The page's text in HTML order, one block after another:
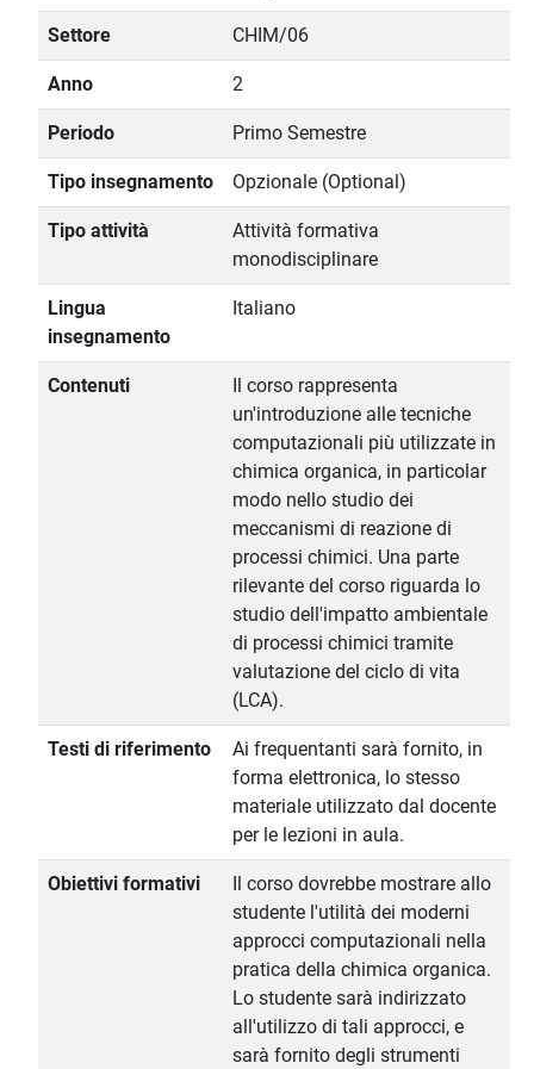
Settore CHIM/06
Anno 2
Periodo Primo Semestre
Tipo insegnamento Opzionale (Optional)
Tipo attività
Attività formativa
monodisciplinare
Lingua
insegnamento
Italiano
Contenuti
Il corso rappresenta
un'introduzione alle tecniche
computazionali più utilizzate in
chimica organica, in particolar
modo nello studio dei
meccanismi di reazione di
processi chimici. Una parte
rilevante del corso riguarda lo
studio dell'impatto ambientale
di processi chimici tramite
valutazione del ciclo di vita
(LCA).
Testi di riferimento
Ai frequentanti sarà fornito, in
forma elettronica, lo stesso
materiale utilizzato dal docente
per le lezioni in aula.
Obiettivi formativi
Il corso dovrebbe mostrare allo
studente l'utilità dei moderni
approcci computazionali nella
pratica della chimica organica.
Lo studente sarà indirizzato
all'utilizzo di tali approcci, e
sarà fornito degli strumenti